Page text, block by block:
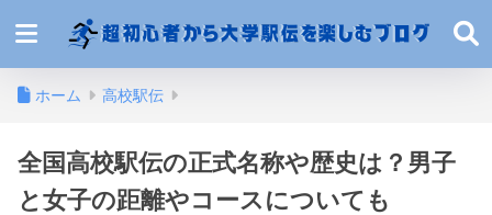
ホーム 高校駅伝
全国高校駅伝の正式名称や歴史は？男子
と女子の距離やコースについても